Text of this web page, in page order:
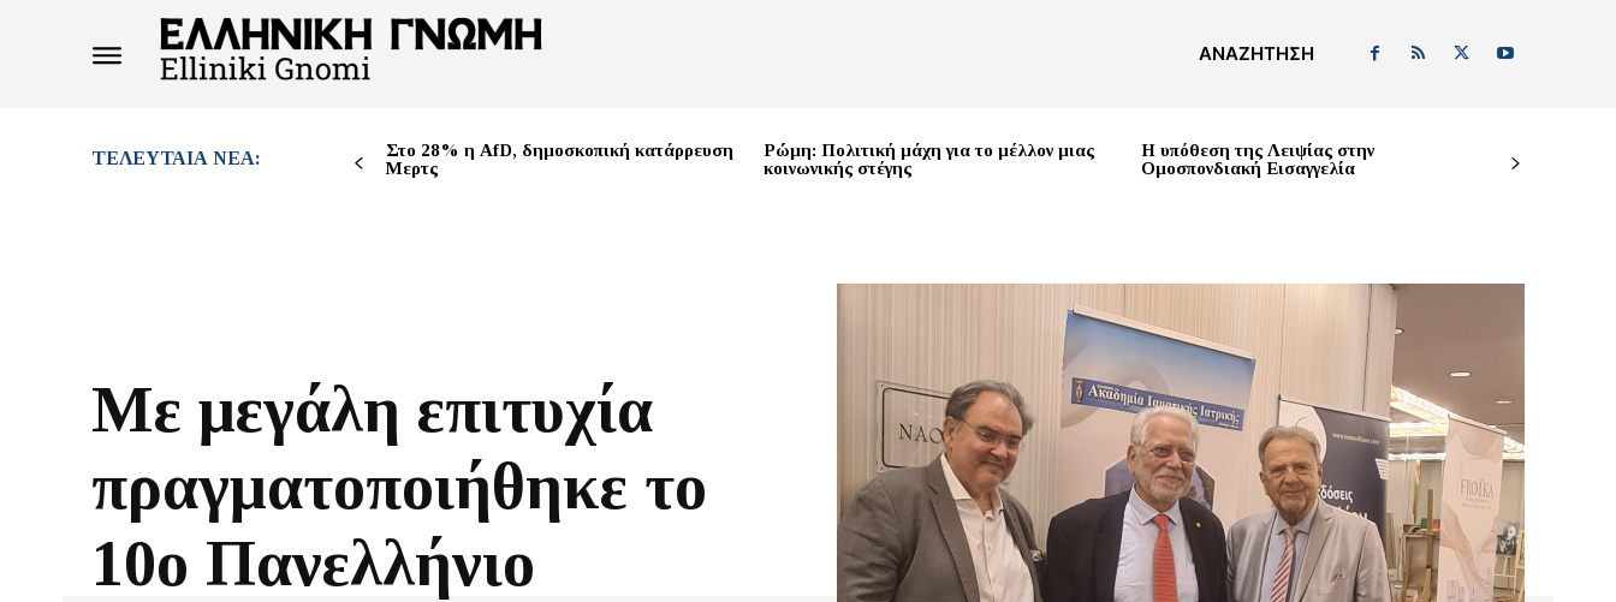
ΑΝΑΖΉΤΗΣΗ
ΤΕΛΕΥΤΑΊΑ ΝΈΑ:
Στο 28% η AfD, δημοσκοπική κατάρρευση
Μερτς
Ρώμη: Πολιτική μάχη για το μέλλον μιας
κοινωνικής στέγης
Η υπόθεση της Λειψίας στην
Ομοσπονδιακή Εισαγγελία
Με μεγάλη επιτυχία
πραγματοποιήθηκε το
10ο Πανελλήνιο